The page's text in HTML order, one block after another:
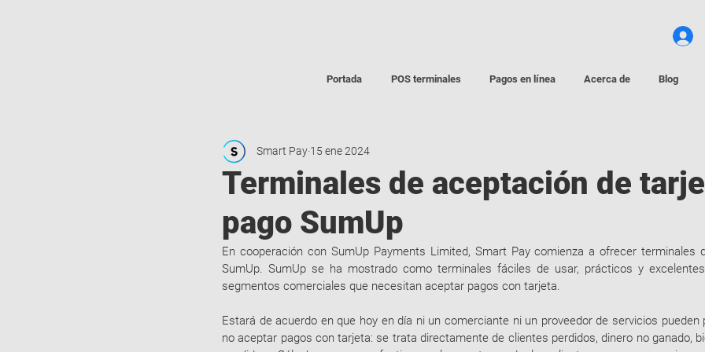
Portada POS terminales Pagos en línea Acerca de Blog
Terminales de aceptación de
pago SumUp
Smart Pay 15 ene 2024
En cooperación con SumUp Payments Limited, Smart Pay comienza a ofrecer terminales
SumUp. SumUp se ha mostrado como terminales fáciles de usar, prácticos y
segmentos comerciales que necesitan aceptar pagos con tarjeta.
Estará de acuerdo en que hoy en día ni un comerciante ni un proveedor de servicios pueden
no aceptar pagos con tarjeta: se trata directamente de clientes perdidos, dinero no ganado,